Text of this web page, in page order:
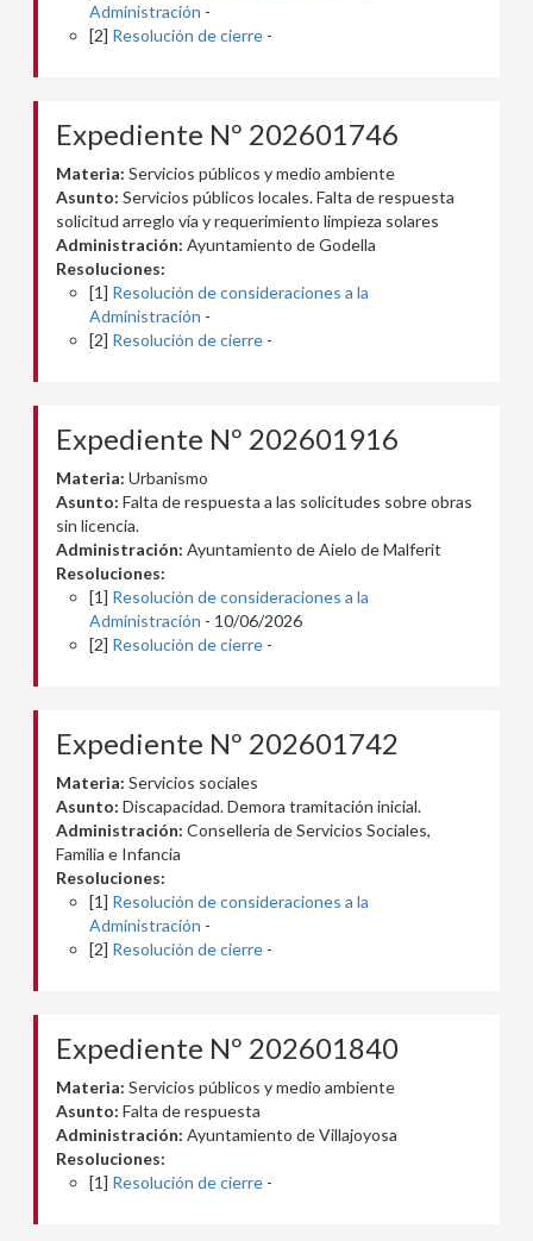
Administración -
[2] Resolución de cierre -
Expediente Nº 202601746
Materia: Servicios públicos y medio ambiente
Asunto: Servicios públicos locales. Falta de respuesta
solicitud arreglo vía y requerimiento limpieza solares
Administración: Ayuntamiento de Godella
Resoluciones:
[1] Resolución de consideraciones a la
Administración -
[2] Resolución de cierre -
Expediente Nº 202601916
Materia: Urbanismo
Asunto: Falta de respuesta a las solicitudes sobre obras
sin licencia.
Administración: Ayuntamiento de Aielo de Malferit
Resoluciones:
[1] Resolución de consideraciones a la
Administración - 10/06/2026
[2] Resolución de cierre -
Expediente Nº 202601742
Materia: Servicios sociales
Asunto: Discapacidad. Demora tramitación inicial.
Administración: Conselleria de Servicios Sociales,
Familia e Infancia
Resoluciones:
[1] Resolución de consideraciones a la
Administración -
[2] Resolución de cierre -
Expediente Nº 202601840
Materia: Servicios públicos y medio ambiente
Asunto: Falta de respuesta
Administración: Ayuntamiento de Villajoyosa
Resoluciones:
[1] Resolución de cierre -